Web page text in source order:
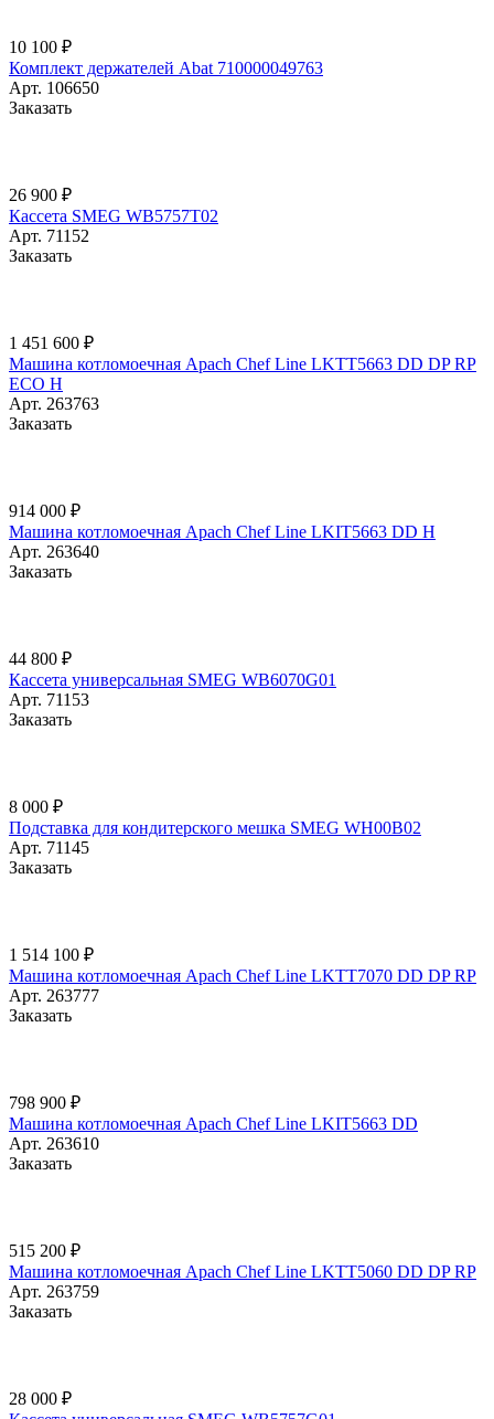
10 100 ₽
Комплект держателей Abat 710000049763
Арт. 106650
Заказать
26 900 ₽
Кассета SMEG WB5757T02
Арт. 71152
Заказать
1 451 600 ₽
Машина котломоечная Apach Chef Line LKTT5663 DD DP RP
ECO H
Арт. 263763
Заказать
914 000 ₽
Машина котломоечная Apach Chef Line LKIT5663 DD H
Арт. 263640
Заказать
44 800 ₽
Кассета универсальная SMEG WB6070G01
Арт. 71153
Заказать
8 000 ₽
Подставка для кондитерского мешка SMEG WH00B02
Арт. 71145
Заказать
1 514 100 ₽
Машина котломоечная Apach Chef Line LKTT7070 DD DP RP
Арт. 263777
Заказать
798 900 ₽
Машина котломоечная Apach Chef Line LKIT5663 DD
Арт. 263610
Заказать
515 200 ₽
Машина котломоечная Apach Chef Line LKTT5060 DD DP RP
Арт. 263759
Заказать
28 000 ₽